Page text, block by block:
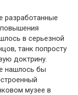
разработанные
в серьезной
танк попросту
доктрину.
нашлось бы
музее в